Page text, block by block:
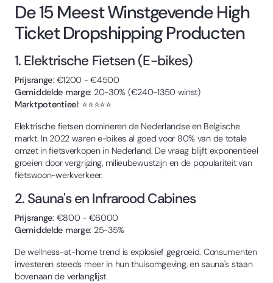
De 15 Meest Winstgevende High
Ticket Dropshipping Producten
1. Elektrische Fietsen (E-bikes)
Prijsrange: €1200 - €4500
Gemiddelde marge: 20-30% (€240-1350 winst)
Marktpotentieel: ⭐⭐⭐⭐⭐
Elektrische fietsen domineren de Nederlandse en Belgische
markt. In 2022 waren e-bikes al goed voor 80% van de totale
omzet in fietsverkopen in Nederland. De vraag blijft exponentieel
groeien door vergrijzing, milieubewustzijn en de populariteit van
fietswoon-werkverkeer.
2. Sauna's en Infrarood Cabines
Prijsrange: €800 - €6000
Gemiddelde marge: 25-35%
De wellness-at-home trend is explosief gegroeid. Consumenten
investeren steeds meer in hun thuisomgeving, en sauna's staan
bovenaan de verlanglijst.